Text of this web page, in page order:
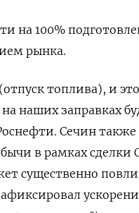
на 100%
рынка.
топлива), и это
наших заправках
Сечин также
в рамках сделки
существенно